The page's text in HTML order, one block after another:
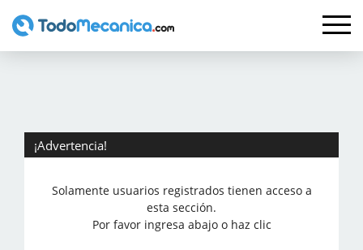
¡Advertencia!
Solamente usuarios registrados tienen acceso a
esta sección.
Por favor ingresa abajo o haz clic